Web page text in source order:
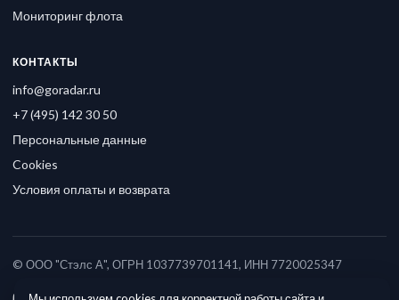
Мониторинг флота
КОНТАКТЫ
info@goradar.ru
+7 (495) 142 30 50
Персональные данные
Cookies
Условия оплаты и возврата
© ООО "Стэлс А", ОГРН 1037739701141, ИНН 7720025347